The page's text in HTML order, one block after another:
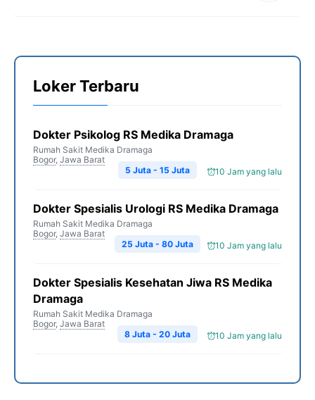
Loker Terbaru
Dokter Psikolog RS Medika Dramaga
Rumah Sakit Medika Dramaga
Bogor, Jawa Barat
10 Jam yang lalu
5 Juta - 15 Juta
Dokter Spesialis Urologi RS Medika Dramaga
Rumah Sakit Medika Dramaga
Bogor, Jawa Barat
10 Jam yang lalu
25 Juta - 80 Juta
Dokter Spesialis Kesehatan Jiwa RS Medika
Dramaga
Rumah Sakit Medika Dramaga
Bogor, Jawa Barat
10 Jam yang lalu
8 Juta - 20 Juta